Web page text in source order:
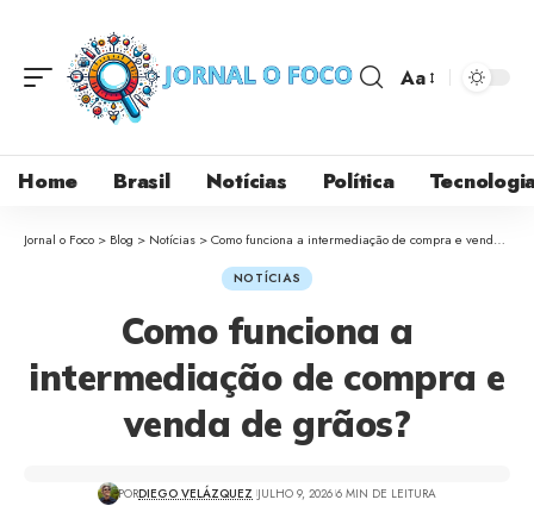
Aa
Home Brasil Notícias Política
Jornal o Foco > Blog > Notícias >Como funciona a intermediação de compra e venda de grãos?
NOTÍCIAS
Como funciona a
intermediação de compra e
venda de grãos?
PORDIEGO VELÁZQUEZ JULHO 9, 2026 6 MIN DE LEITURA